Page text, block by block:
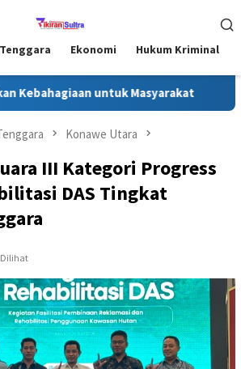
Ekonomi Hukum Kriminal
untuk Masyarakat Jejak
Konawe Utara
III Kategori Progress
DAS Tingkat
Dilihat